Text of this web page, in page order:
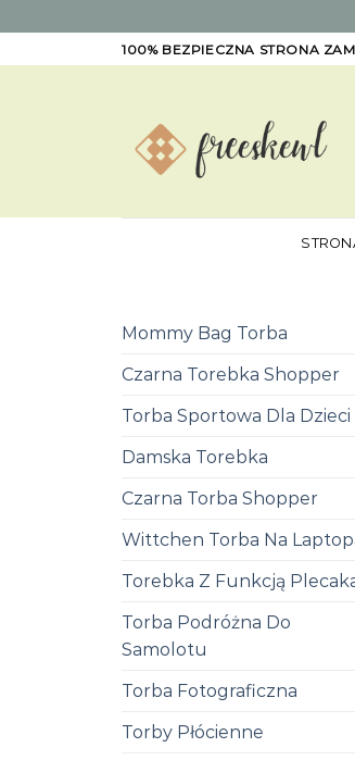
to
100% BEZPIECZNA STRONA
Mommy Bag Torba
Czarna Torebka Shopper
Torba Sportowa Dla Dzieci
Damska Torebka
Czarna Torba Shopper
Wittchen Torba Na
Torebka Z Funkcją
Torba Podróżna Do
Samolotu
Torba Fotograficzna
Torby Płócienne